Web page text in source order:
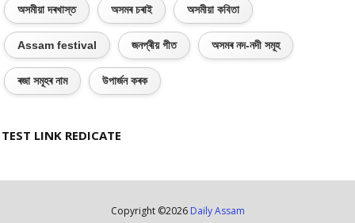
অসমীয়া দৰখাস্ত অসমৰ চৰাই অসমীয়া কবিতা
Assam festival জনপ্ৰীয় গীত অসমৰ নদ-নদী সমূহ
ৰজা সমূহৰ নাম উপাৰ্জন কৰক
TEST LINK REDICATE
Copyright ©2026 Daily Assam